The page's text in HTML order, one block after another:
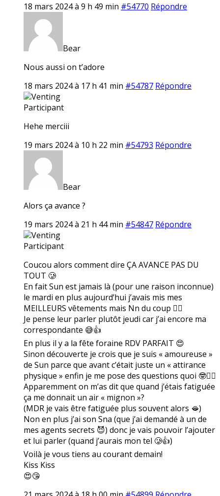
18 mars 2024 à 9 h 49 min #54770 Répondre
Bear
Nous aussi on t’adore
18 mars 2024 à 17 h 41 min #54787 Répondre
Venting
Participant
Hehe merciii
19 mars 2024 à 10 h 22 min #54793 Répondre
Bear
Alors ça avance ?
19 mars 2024 à 21 h 44 min #54847 Répondre
Venting
Participant
Coucou alors comment dire ÇA AVANCE PAS DU
TOUT 🥲
En fait Sun est jamais là (pour une raison inconnue)
le mardi en plus aujourd’hui j’avais mis mes
MEILLEURS vêtements mais Nn du coup 🤷‍♀️
Je pense leur parler plutôt jeudi car j’ai encore ma
correspondante 😅👍
En plus il y a la fête foraine RDV PARFAIT 😍
Sinon découverte je crois que je suis « amoureuse »
de Sun parce que avant c’était juste un « attirance
physique » enfin je me pose des questions quoi 🤓🤷‍♀️
Apparemment on m’as dit que quand j’étais fatiguée
ça me donnait un air « mignon »?
(MDR je vais être fatiguée plus souvent alors 🫦)
Non en plus j’ai son Sna (que j’ai demandé à un de
mes agents secrets 😈) donc je vais pouvoir l’ajouter
et lui parler (quand j’aurais mon tel 🥲👍)
Voilà je vous tiens au courant demain!
Kiss Kiss
😍😘